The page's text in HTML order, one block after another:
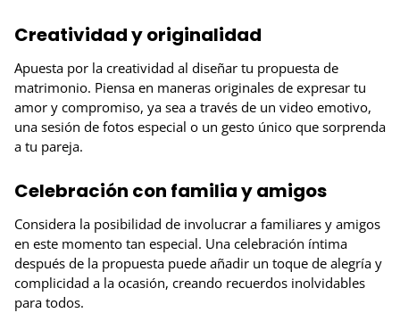
Creatividad y originalidad
Apuesta por la creatividad al diseñar tu propuesta de
matrimonio. Piensa en maneras originales de expresar tu
amor y compromiso, ya sea a través de un video emotivo,
una sesión de fotos especial o un gesto único que sorprenda
a tu pareja.
Celebración con familia y amigos
Considera la posibilidad de involucrar a familiares y amigos
en este momento tan especial. Una celebración íntima
después de la propuesta puede añadir un toque de alegría y
complicidad a la ocasión, creando recuerdos inolvidables
para todos.